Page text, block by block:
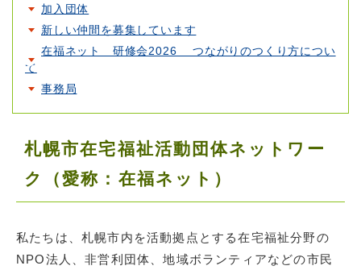
加入団体
新しい仲間を募集しています
在福ネット 研修会2026 つながりのつくり方につい
て
事務局
札幌市在宅福祉活動団体ネットワー
ク（愛称：在福ネット）
私たちは、札幌市内を活動拠点とする在宅福祉分野の
NPO法人、非営利団体、地域ボランティアなどの市民